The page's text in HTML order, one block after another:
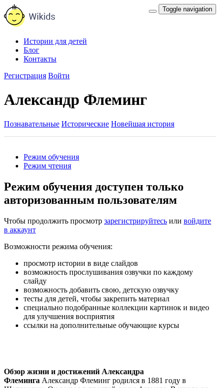
Toggle navigation
Истории для детей
Блог
Контакты
Регистрация Войти
Александр Флеминг
Познавательные Исторические Новейшая история
Режим обучения
Режим чтения
Режим обучения доступен только
авторизованным пользователям
Чтобы продолжить просмотр зарегистрируйтесь или войдите
в аккаунт
Возможности режима обучения:
просмотр истории в виде слайдов
возможность прослушивания озвучки по каждому
слайду
возможность добавить свою, детскую озвучку
тесты для детей, чтобы закрепить материал
специально подобранные коллекции картинок и видео
для улучшения восприятия
ссылки на дополнительные обучающие курсы
Обзор жизни и достижений Александра
Флеминга Александр Флеминг родился в 1881 году в